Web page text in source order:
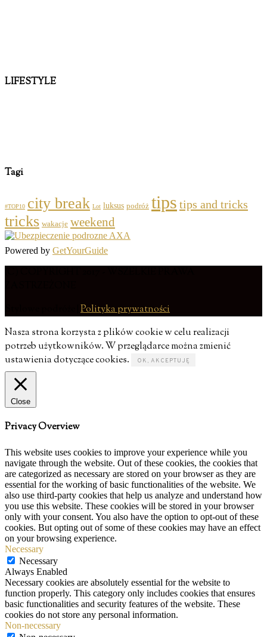
LIFESTYLE
Tagi
#TOP10 city break Lot luksus podróż tips tips and tricks
tricks wakacje weekend
Powered by GetYourGuide
Polityka prywatności
Nasza strona korzysta z plików cookie w celu realizacji
potrzeb użytkowników. W przeglądarce można zmienić
ustawienia dotyczące cookies.
OK, AKCEPTUJĘ
Close
Privacy Overview
This website uses cookies to improve your experience while you
navigate through the website. Out of these cookies, the cookies that
are categorized as necessary are stored on your browser as they are
essential for the working of basic functionalities of the website. We
also use third-party cookies that help us analyze and understand how
you use this website. These cookies will be stored in your browser
only with your consent. You also have the option to opt-out of these
cookies. But opting out of some of these cookies may have an effect
on your browsing experience.
Necessary
Necessary
Always Enabled
Necessary cookies are absolutely essential for the website to
function properly. This category only includes cookies that ensures
basic functionalities and security features of the website. These
cookies do not store any personal information.
Non-necessary